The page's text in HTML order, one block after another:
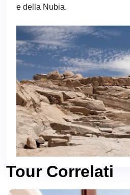
e della Nubia.
Tour Correlati